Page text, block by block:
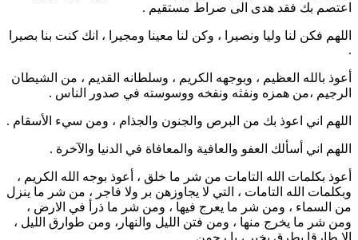
اعتصم بك فقد هدى الى صراط مستقيم .
اللهم فكن لنا وليا ونصيرا ، وكن لنا معينا ومجيرا ، انك كنت بنا بصيرا
.
أعوذ بالله العظيم ، وبوجهه الكريم ، وسلطانه القديم ، من الشيطان
الرجيم ،من همزه ونفثه ونفخه ووسوسته في صدور الناس .
اللهم اني اعوذ بك من البرص والجنون والجذام ، ومن سيء الأسقام .
اللهم اني أسألك العفو والعافية والمعافاة في الدنيا والآخرة .
أعوذ بكلمات الله التامات من شر ما خلق ، أعوذ بوجه الله الكريم ،
وبكلمات الله التامات ، التي لا يجاوزهن بر ولا فاجر ، من شر ما ينزل
من السماء ، ومن شر ما يعرج فيها ، ومن شر ما ذرأ في الارض ،
ومن شر ما يخرج منها ، ومن فتن الليل والنهار، ومن طوارق الليل ،
الا طارقا يطرق بخير ، يا رحمن .